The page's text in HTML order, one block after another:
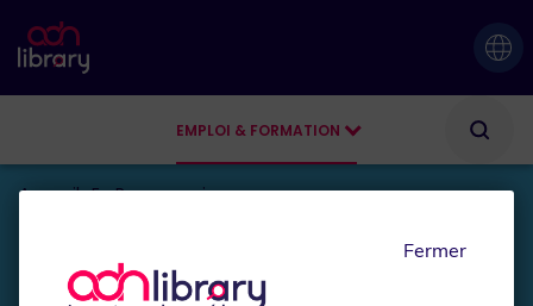
EMPLOI & FORMATION
AGENDA
Accueil En Reconversion
JE SUIS
Fermer